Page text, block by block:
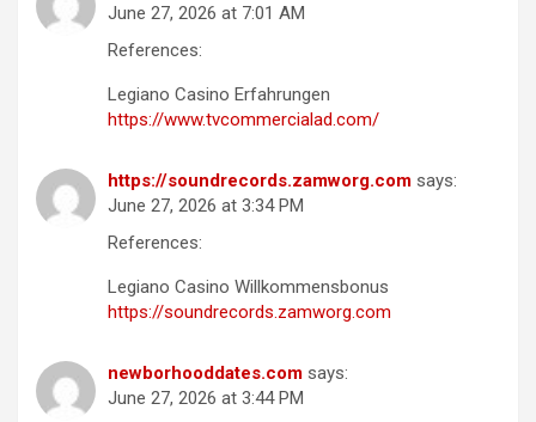
June 27, 2026 at 7:01 AM
References:
Legiano Casino Erfahrungen
https://www.tvcommercialad.com/
https://soundrecords.zamworg.com says:
June 27, 2026 at 3:34 PM
References:
Legiano Casino Willkommensbonus
https://soundrecords.zamworg.com
newborhooddates.com says:
June 27, 2026 at 3:44 PM